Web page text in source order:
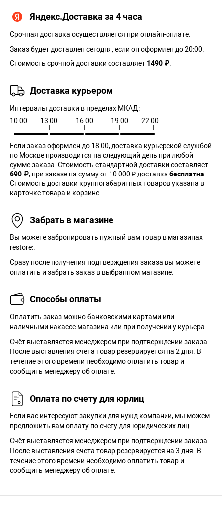
Яндекс.Доставка за 4 часа
Срочная доставка осуществляется при онлайн-оплате.
Заказ будет доставлен сегодня, если он оформлен до 20:00.
Стоимость срочной доставки составляет 1490 ₽
Доставка курьером
Интервалы доставки в пределах МКАД:
10:00
13:00 16:00 19:00 22:00
Если заказ оформлен до 18:00, доставка курьерской службой
по Москве производится на следующий день при любой
сумме заказа. Cтоимость стандартной доставки составляет
690 ₽, при заказе на сумму от 10 000 ₽ доставка бесплатна
Стоимость доставки крупногабаритных товаров указана в
карточке товара и корзине.
Забрать в магазине
Вы можете забронировать нужный вам товар в магазинах
restore:.
Сразу после получения подтверждения заказа вы можете
оплатить и забрать заказ в выбранном магазине.
Способы оплаты
Оплатить заказ можно банковскими картами или
наличными накассе магазина или при получении у курьера.
Cчёт выставляется менеджером при подтверждении заказа.
После выставления счёта товар резервируется на 2 дня. В
течение этого времени необходимо оплатить товар и
сообщить менеджеру об оплате.
Оплата по счету для юрлиц
Если вас интересуют закупки для нужд компании, мы можем
предложить вам оплату по счету для юридических лиц.
Счёт выставляется менеджером при подтверждении заказа.
После выставления счета товар резервируется на 3 дня. В
течение этого времени необходимо оплатить товар и
сообщить менеджеру об оплате.